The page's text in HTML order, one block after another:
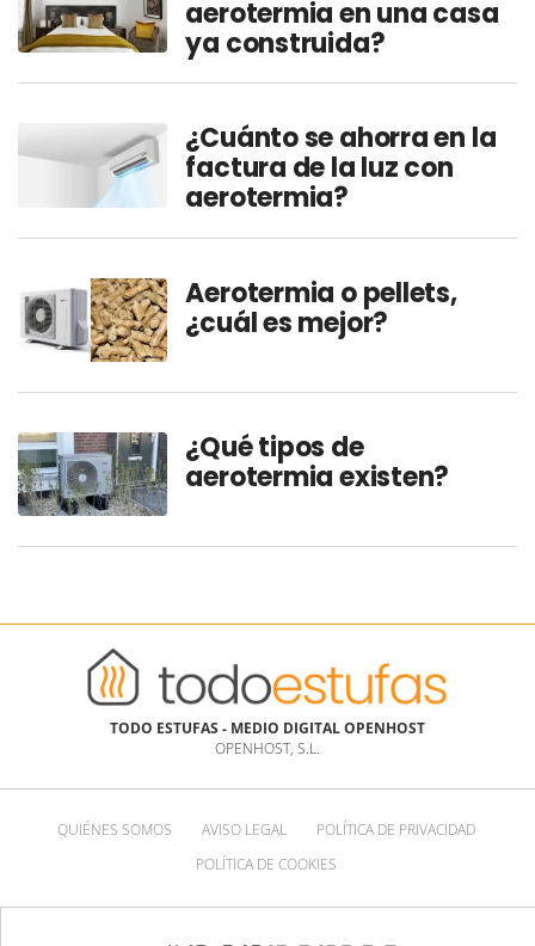
aerotermia en una casa
ya construida?
¿Cuánto se ahorra en la
factura de la luz con
aerotermia?
Aerotermia o pellets,
¿cuál es mejor?
¿Qué tipos de
aerotermia existen?
TODO ESTUFAS - MEDIO DIGITAL OPENHOST
OPENHOST, S.L.
QUIÉNES SOMOS AVISO LEGAL
POLÍTICA DE PRIVACIDAD
POLÍTICA DE COOKIES